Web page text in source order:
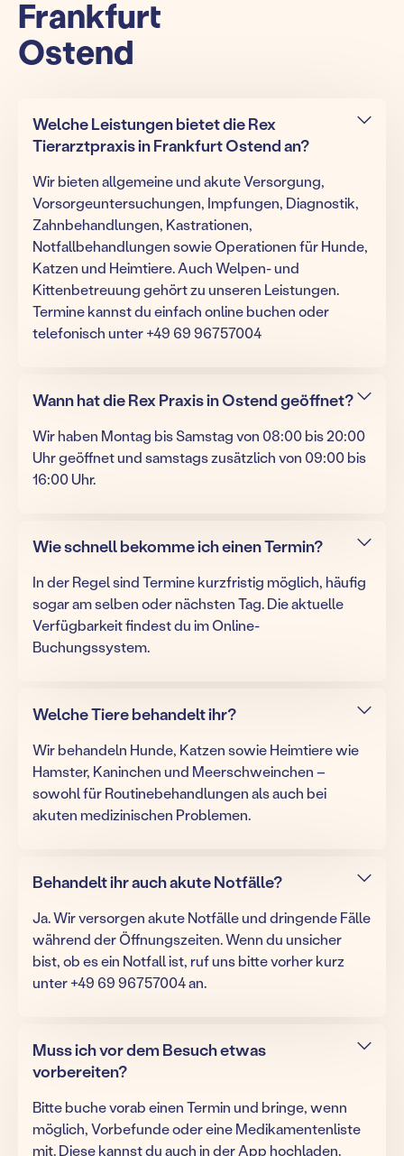
Frankfurt
Ostend
Welche Leistungen bietet die Rex
Tierarztpraxis in Frankfurt Ostend an?
Wir bieten allgemeine und akute Versorgung,
Vorsorgeuntersuchungen, Impfungen, Diagnostik,
Zahnbehandlungen, Kastrationen,
Notfallbehandlungen sowie Operationen für Hunde,
Katzen und Heimtiere. Auch Welpen- und
Kittenbetreuung gehört zu unseren Leistungen.
Termine kannst du einfach online buchen oder
telefonisch unter +49 69 96757004
Wann hat die Rex Praxis in Ostend geöffnet?
Wir haben Montag bis Samstag von 08:00 bis 20:00
Uhr geöffnet und samstags zusätzlich von 09:00 bis
16:00 Uhr.
Wie schnell bekomme ich einen Termin?
In der Regel sind Termine kurzfristig möglich, häufig
sogar am selben oder nächsten Tag. Die aktuelle
Verfügbarkeit findest du im Online-
Buchungssystem.
Welche Tiere behandelt ihr?
Wir behandeln Hunde, Katzen sowie Heimtiere wie
Hamster, Kaninchen und Meerschweinchen –
sowohl für Routinebehandlungen als auch bei
akuten medizinischen Problemen.
Behandelt ihr auch akute Notfälle?
Ja. Wir versorgen akute Notfälle und dringende Fälle
während der Öffnungszeiten. Wenn du unsicher
bist, ob es ein Notfall ist, ruf uns bitte vorher kurz
unter +49 69 96757004 an.
Muss ich vor dem Besuch etwas
vorbereiten?
Bitte buche vorab einen Termin und bringe, wenn
möglich, Vorbefunde oder eine Medikamentenliste
mit. Diese kannst du auch in der App hochladen.